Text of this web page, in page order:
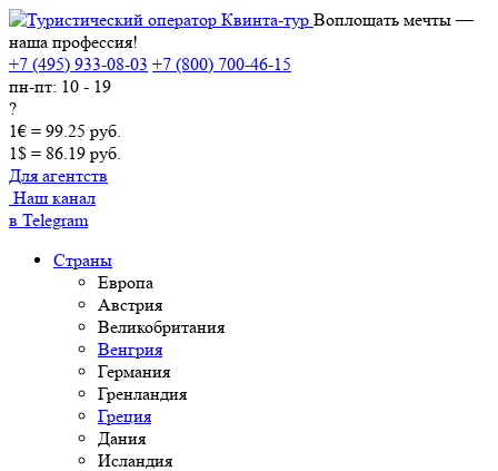
Воплощать мечты —
наша профессия!
+7 (495) 933-08-03 +7 (800) 700-46-15
пн-пт: 10 - 19
?
1€ = 99.25 руб.
1$ = 86.19 руб.
Для агентств
Наш канал
в Telegram
Страны
Европа
Австрия
Великобритания
Венгрия
Германия
Гренландия
Греция
Дания
Исландия